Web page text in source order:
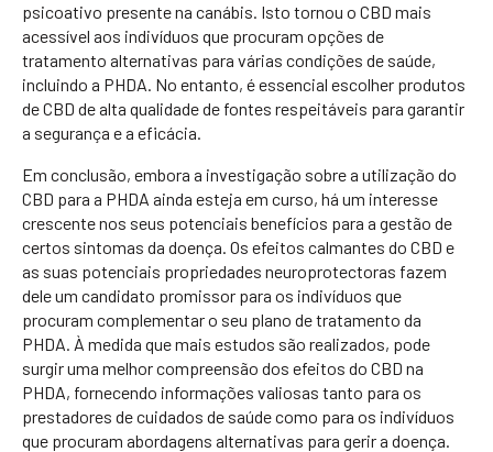
psicoativo presente na canábis. Isto tornou o CBD mais
acessível aos indivíduos que procuram opções de
tratamento alternativas para várias condições de saúde,
incluindo a PHDA. No entanto, é essencial escolher produtos
de CBD de alta qualidade de fontes respeitáveis para garantir
a segurança e a eficácia.
Em conclusão, embora a investigação sobre a utilização do
CBD para a PHDA ainda esteja em curso, há um interesse
crescente nos seus potenciais benefícios para a gestão de
certos sintomas da doença. Os efeitos calmantes do CBD e
as suas potenciais propriedades neuroprotectoras fazem
dele um candidato promissor para os indivíduos que
procuram complementar o seu plano de tratamento da
PHDA. À medida que mais estudos são realizados, pode
surgir uma melhor compreensão dos efeitos do CBD na
PHDA, fornecendo informações valiosas tanto para os
prestadores de cuidados de saúde como para os indivíduos
que procuram abordagens alternativas para gerir a doença.